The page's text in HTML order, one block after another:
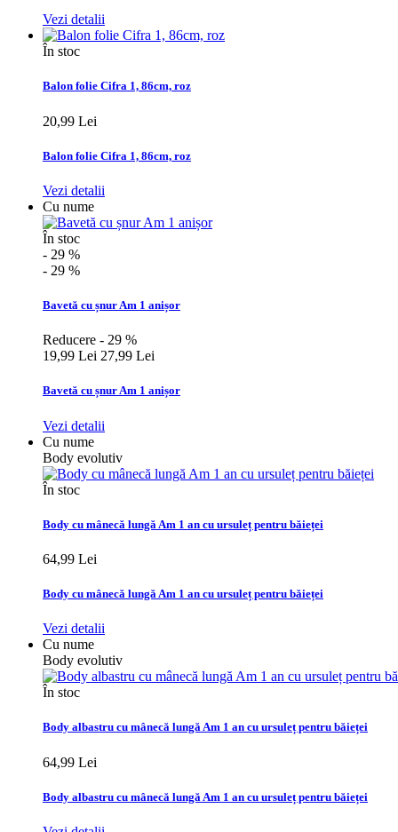
Vezi detalii
În stoc
Balon folie Cifra 1, 86cm, roz
20,99 Lei
Balon folie Cifra 1, 86cm, roz
Vezi detalii
Cu nume
În stoc
- 29 %
- 29 %
Bavetă cu șnur Am 1 anișor
Reducere - 29 %
19,99 Lei 27,99 Lei
Bavetă cu șnur Am 1 anișor
Vezi detalii
Cu nume
Body evolutiv
În stoc
Body cu mânecă lungă Am 1 an cu ursuleț pentru băieței
64,99 Lei
Body cu mânecă lungă Am 1 an cu ursuleț pentru băieței
Vezi detalii
Cu nume
Body evolutiv
În stoc
Body albastru cu mânecă lungă Am 1 an cu ursuleț pentru băieței
64,99 Lei
Body albastru cu mânecă lungă Am 1 an cu ursuleț pentru băieței